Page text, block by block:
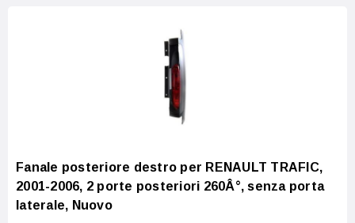
Fanale posteriore destro per RENAULT TRAFIC,
2001-2006, 2 porte posteriori 260Â°, senza porta
laterale, Nuovo